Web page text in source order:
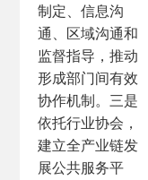
制定、信息沟
通、区域沟通和
监督指导，推动
形成部门间有效
协作机制。三是
依托行业协会，
建立全产业链发
展公共服务平